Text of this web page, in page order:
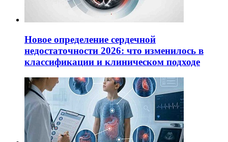
Новое определение сердечной
недостаточности 2026: что изменилось в
классификации и клиническом подходе